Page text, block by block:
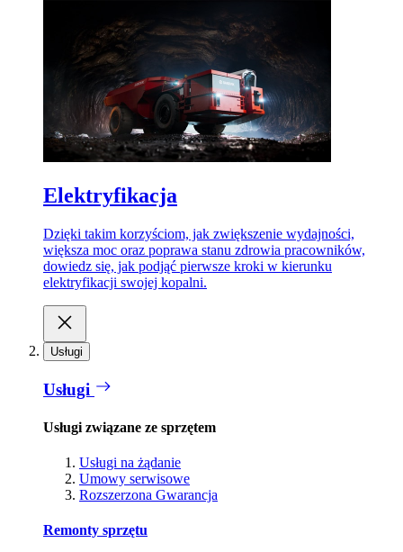
Elektryfikacja
Dzięki takim korzyściom, jak zwiększenie wydajności,
większa moc oraz poprawa stanu zdrowia pracowników,
dowiedz się, jak podjąć pierwsze kroki w kierunku
elektryfikacji swojej kopalni.
Usługi
Usługi
Usługi związane ze sprzętem
Usługi na żądanie
Umowy serwisowe
Rozszerzona Gwarancja
Remonty sprzętu